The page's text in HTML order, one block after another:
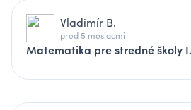
Vladimír B.
pred 5 mesiacmi
Matematika pre stredné školy